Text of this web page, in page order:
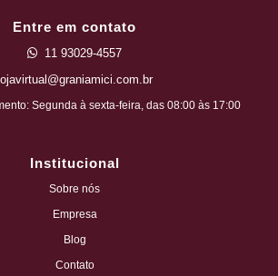
Entre em contato
11 93029-4557
lojavirtual@graniamici.com.br
Segunda à sexta-feira, das 08:00 às 17:00
Institucional
Sobre nós
Empresa
Blog
Contato